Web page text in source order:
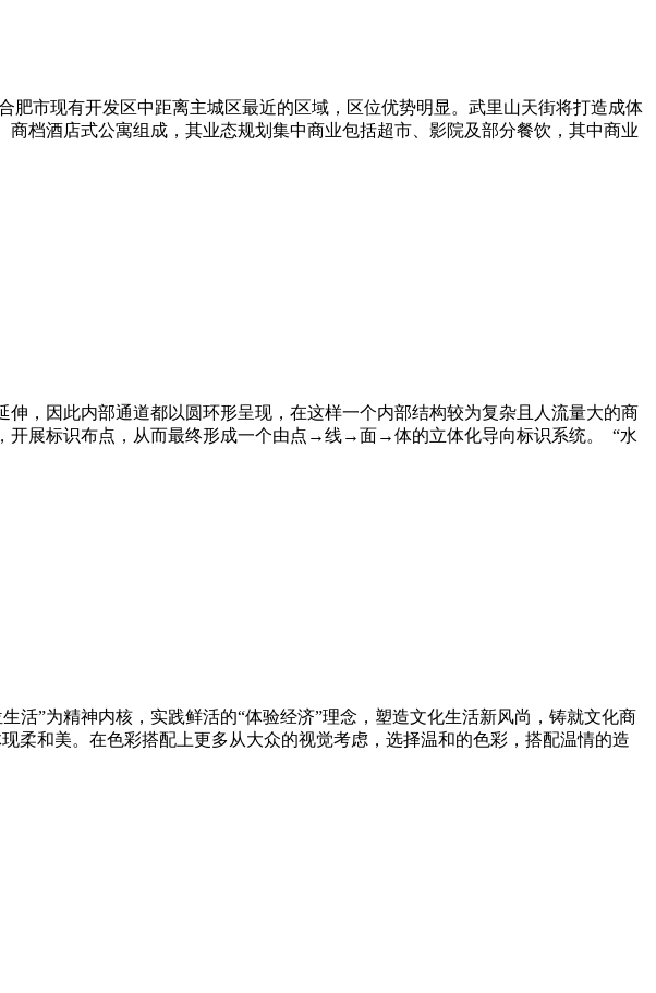
市现有开发区中距离主城区最近的区域，区位优势明显。武里山天街将打造成体
档酒店式公寓组成，其业态规划集中商业包括超市、影院及部分餐饮，其中商业
，因此内部通道都以圆环形呈现，在这样一个内部结构较为复杂且人流量大的商
开展标识布点，从而最终形成一个由点→线→面→体的立体化导向标识系统。 “水
”为精神内核，实践鲜活的“体验经济”理念，塑造文化生活新风尚，铸就文化商
和美。在色彩搭配上更多从大众的视觉考虑，选择温和的色彩，搭配温情的造